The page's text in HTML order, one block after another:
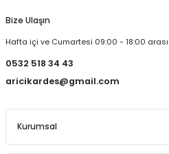
Bize Ulaşın
Hafta içi ve Cumartesi 09:00 - 18:00
0532 518 34 43
aricikardes@gmail.com
Kurumsal